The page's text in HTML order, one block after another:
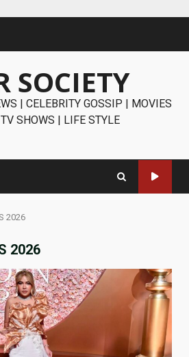
SOCIETY
| CELEBRITY GOSSIP | MOVIES
SHOWS | LIFE STYLE
2026
2026